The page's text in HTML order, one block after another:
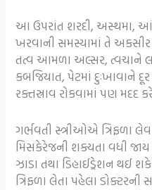
આ ઉપરાંત શરદી, અસ્થમા,
ખરવાની સમસ્યામાં તે અકસીર
તત્વ આમળા અલ્સર, ત્વચાને
કબજિયાત, પેટમાં દુઃખાવાને
રક્તસ્રાવ રોકવામાં પણ મદદ
ગર્ભવતી સ્ત્રીઓએ ત્રિફળા
મિસકેરેજની શક્યતા વધી
ઝાડા તથા ડિહાઈડ્રેશન થઈ
ત્રિફળા લેતા પહેલા